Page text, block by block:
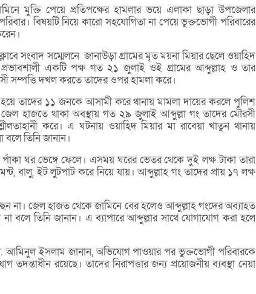
মুক্তি পেয়ে প্রতিপক্ষের হামলার ভয়ে এলাকা ছাড়া উপজেলার
বিষয়টি নিয়ে কারো সহযোগিতা না পেয়ে ভুক্তভোগী পরিবারের
সংবাদ সম্মেলনে জানাউড়া গ্রামের মৃত ময়না মিয়ার ছেলে ওয়াহিদ
একটি পক্ষ গত ২১ জুলাই ওই গ্রামের আব্দুল্লাহ ও তার
সম্পত্তি দখল করতে তাদের ওপর হামলা করে।
হয়ে তাদের ১১ জনকে আসামী করে থানায় মামলা দায়ের করলে পুলিশ
হাজতে থাকা অবস্থায় গত ২৯ জুলাই আব্দুল্লা গং তাদের মৌরসী
করে। এ ঘটনায় ওয়াহিদ মিয়ার মা রাবেয়া খাতুন থানায়
তিনি জানান।
ঘর ভেঙ্গে ফেলে। এসময় ঘরের ভেতর থেকে দুই লক্ষ টাকা তারা
বালু, ইট লুটপাট করে নিয়ে যায়। আব্দুল্লাহ গং তাদের প্রায় ১৭ লক্ষ
না। জেল হাজত থেকে জামিনে বের হলেও আব্দুল্লাহ গংদের অব্যাহত
বলে তিনি জানান। এ ব্যাপারে আব্দুল্লার সাথে যোগাযোগ করা হলে
আমিনুল ইসলাম জানান, অভিযোগ পাওয়ার পর ভুক্তভোগী পরিবারকে
তদন্তাধীন রয়েছে। তাদের নিরাপত্তার জন্য প্রয়োজনীয় ব্যবস্থা নেয়া